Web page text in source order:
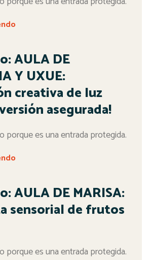
AULA DE
Y UXUE:
creativa de luz
asegurada!
porque es una entrada protegida.
AULA DE MARISA:
sensorial de frutos
porque es una entrada protegida.